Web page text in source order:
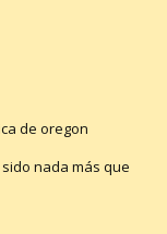
de oregon
nada más que